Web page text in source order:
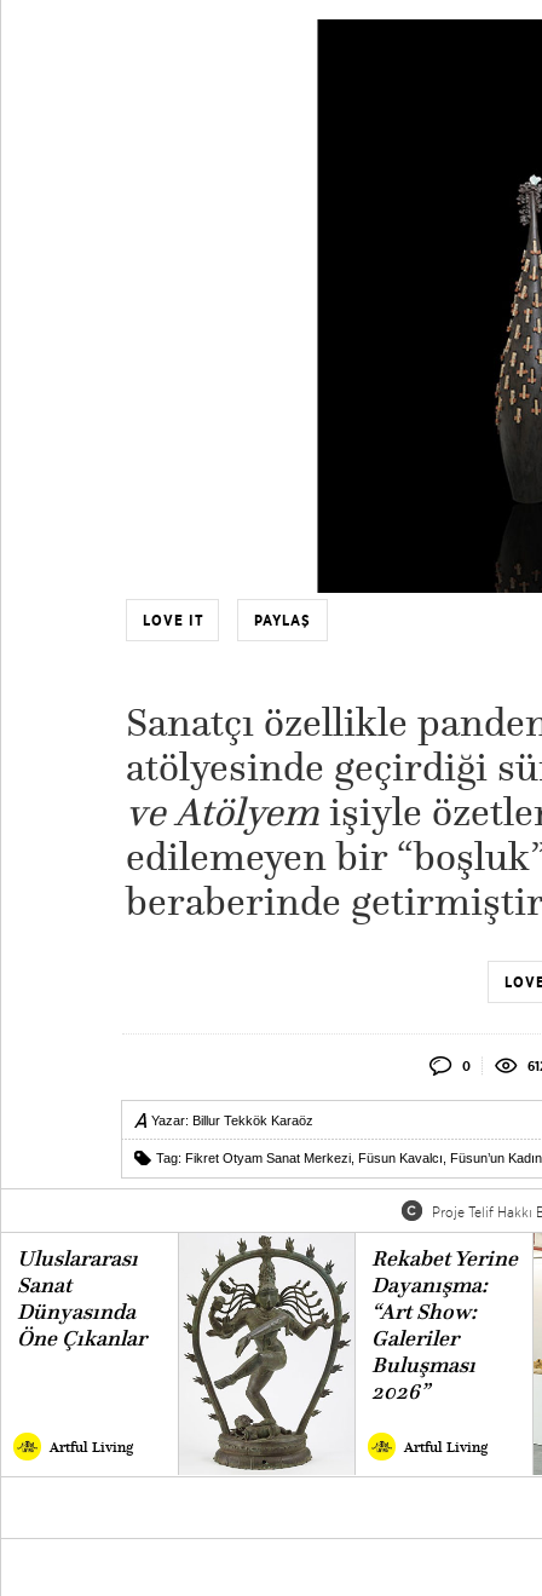
LOVE IT PAYLAŞ
Sanatçı özellikle
atölyesinde geçirdiği
ve Atölyemişiyle
edilemeyen bir “boşluk”
beraberinde
0
Yazar: Billur Tekkök Karaöz
Tag: Fikret Otyam Sanat Merkezi Füsun Kavalcı Füsun’un
Proje Telif Hakkı
Uluslararası
Sanat
Dünyasında
Öne Çıkanlar
Artful Living
Rekabet Yerine
Dayanışma:
“Art Show:
Galeriler
Buluşması
2026”
Artful Living